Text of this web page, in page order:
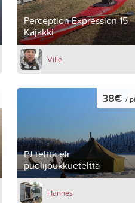
Perception Expression 15
Kajakki
Ville
PJ teltta eli
puolijoukkueteltta
38€ /
Hannes